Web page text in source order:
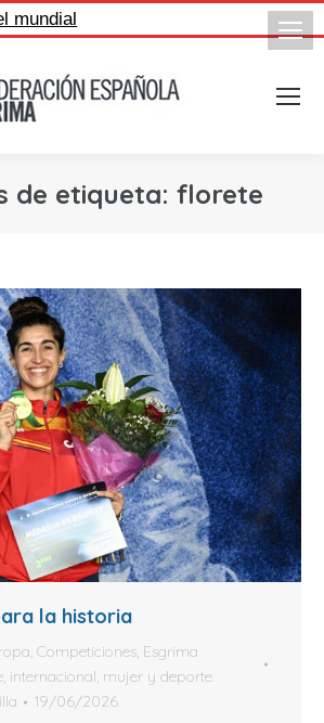
de etiqueta: florete
la historia
, Competiciones, Esgrima
, internacional, mujer y deporte
19/06/2026